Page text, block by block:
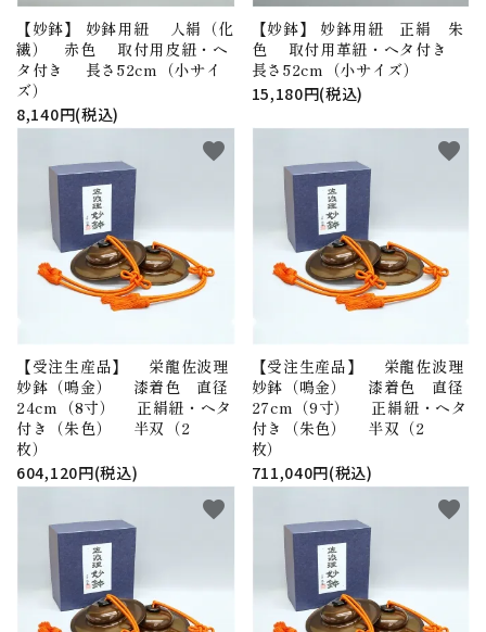
【妙鉢】 妙鉢用紐 人絹（化
繊） 赤色 取付用皮紐・ヘ
タ付き 長さ52cm（小サイ
ズ）
8,140円(税込)
【妙鉢】 妙鉢用紐 正絹 朱
色 取付用革紐・ヘタ付き
長さ52cm（小サイズ）
15,180円(税込)
【受注生産品】 栄龍佐波理
妙鉢（鳴金） 漆着色 直径
24cm（8寸） 正絹紐・ヘタ
付き（朱色） 半双（2
枚）
604,120円(税込)
favorite
【受注生産品】 栄龍佐波理
妙鉢（鳴金） 漆着色 直径
27cm（9寸） 正絹紐・ヘタ
付き（朱色） 半双（2
枚）
711,040円(税込)
favorite
favorite favorite